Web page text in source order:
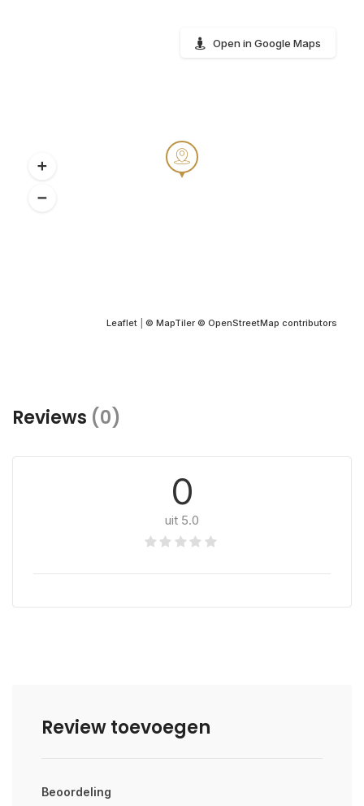
Leaflet © MapTiler © OpenStreetMap contributors
Open in Google Maps
Reviews (0)
0
uit 5.0
Review toevoegen
Beoordeling